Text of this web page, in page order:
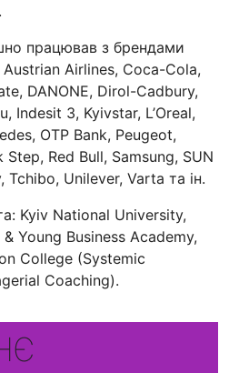
працював з брендами
Austrian Airlines, Coca-Cola,
DANONE, Dirol-Cadbury,
Indesit З, Kyivstar, L’Oreal,
OTP Bank, Peugeot,
Step, Red Bull, Samsung, SUN
Tchibo, Unilever, Varta та ін.
Kyiv National University,
& Young Business Academy,
College (Systemic
Coaching).